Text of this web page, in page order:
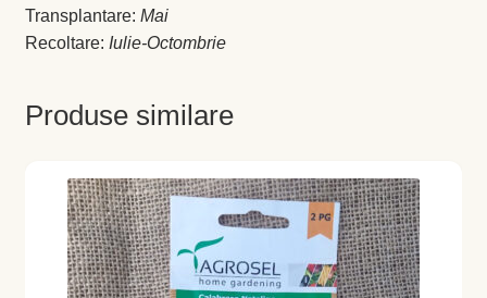
Politică de confidențialitate
Termeni și condiții
Transplantare: Mai
Recoltare: Iulie-Octombrie
Produse similare